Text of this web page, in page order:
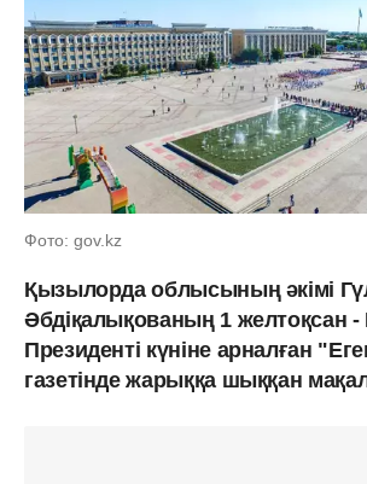
Фото: gov.kz
Қызылорда облысының әкімі
Әбдіқалықованың 1 желтоқсан
Президенті күніне арналған
газетінде жарыққа шыққан